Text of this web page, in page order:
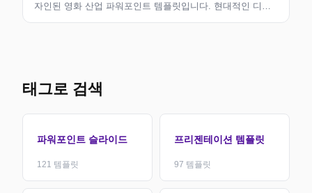
자인된 영화 산업 파워포인트 템플릿입니다. 현대적인 디자
태그로 검색
파워포인트 슬라이드
121 템플릿
프리젠테이션 템플릿
97 템플릿